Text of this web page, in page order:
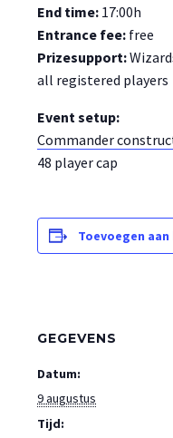
End time: 17:00h
Entrance fee: free
Prizesupport:
all registered players
Event setup:
Commander
48 player cap
Toevoegen
GEGEVENS
Datum:
9 augustus
Tijd: